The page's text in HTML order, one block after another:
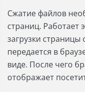
Сжатие файлов
страниц. Работает
загрузки
передается в
виде. После чего
отображает